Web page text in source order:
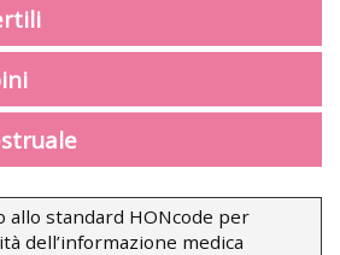
allo standard HONcode per
dell’informazione medica